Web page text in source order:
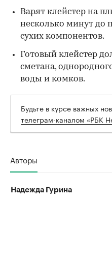
Варят клейстер на
несколько минут до
сухих компонентов.
Готовый клейстер
сметана,
воды и комков.
Будьте в курсе важных
телеграм-каналом «РБК
Авторы
Надежда Гурина